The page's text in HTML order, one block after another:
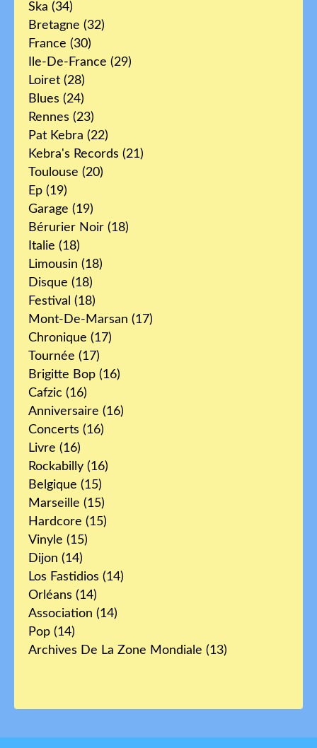
Ska (34)
Bretagne (32)
France (30)
Ile-De-France (29)
Loiret (28)
Blues (24)
Rennes (23)
Pat Kebra (22)
Kebra's Records (21)
Toulouse (20)
Ep (19)
Garage (19)
Bérurier Noir (18)
Italie (18)
Limousin (18)
Disque (18)
Festival (18)
Mont-De-Marsan (17)
Chronique (17)
Tournée (17)
Brigitte Bop (16)
Cafzic (16)
Anniversaire (16)
Concerts (16)
Livre (16)
Rockabilly (16)
Belgique (15)
Marseille (15)
Hardcore (15)
Vinyle (15)
Dijon (14)
Los Fastidios (14)
Orléans (14)
Association (14)
Pop (14)
Archives De La Zone Mondiale (13)